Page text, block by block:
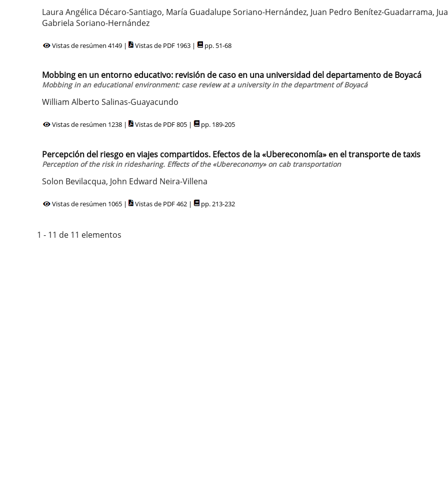
Laura Angélica Décaro-Santiago, María Guadalupe Soriano-Hernández, Juan Pedro Benítez-Guadarrama,
Gabriela Soriano-Hernández
Vistas de resúmen 4149 | Vistas de PDF 1963 | pp. 51-68
Mobbing en un entorno educativo: revisión de caso en una universidad del departamento de Boyacá
Mobbing in an educational environment: case review at a university in the department of Boyacá
William Alberto Salinas-Guayacundo
Vistas de resúmen 1238 | Vistas de PDF 805 | pp. 189-205
Percepción del riesgo en viajes compartidos. Efectos de la «Ubereconomía» en el transporte de taxis
Perception of the risk in ridesharing. Effects of the «Ubereconomy» on cab transportation
Solon Bevilacqua, John Edward Neira-Villena
Vistas de resúmen 1065 | Vistas de PDF 462 | pp. 213-232
1 - 11 de 11 elementos